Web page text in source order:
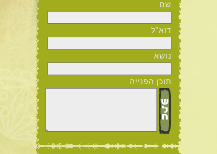
שם
דוא"ל
נושא
תוכן הפנייה